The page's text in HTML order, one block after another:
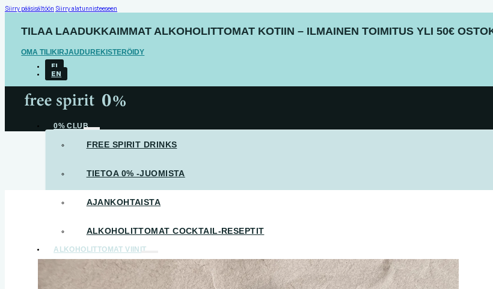
Siirry pääsisältöön Siirry alatunnisteeseen
TILAA LAADUKKAIMMAT ALKOHOLITTOMAT KOTIIN – ILMAINEN TOIMITUS YLI 50€
OMA TILI KIRJAUDU REKISTERÖIDY
FI
EN
0% CLUB
FREE SPIRIT DRINKS
TIETOA 0% -JUOMISTA
AJANKOHTAISTA
ALKOHOLITTOMAT COCKTAIL-RESEPTIT
ALKOHOLITTOMAT VIINIT
KAIKKI VIINIT